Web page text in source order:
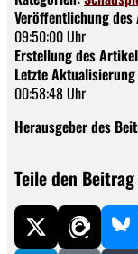
Veröffentlichung
09:50:00 Uhr
Erstellung des
Letzte
00:58:48 Uhr
Herausgeber des
Teile den